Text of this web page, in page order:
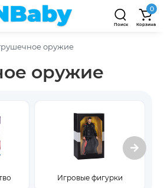
Поиск
0
Корзина
оружие
оружие
Игровые фигурки